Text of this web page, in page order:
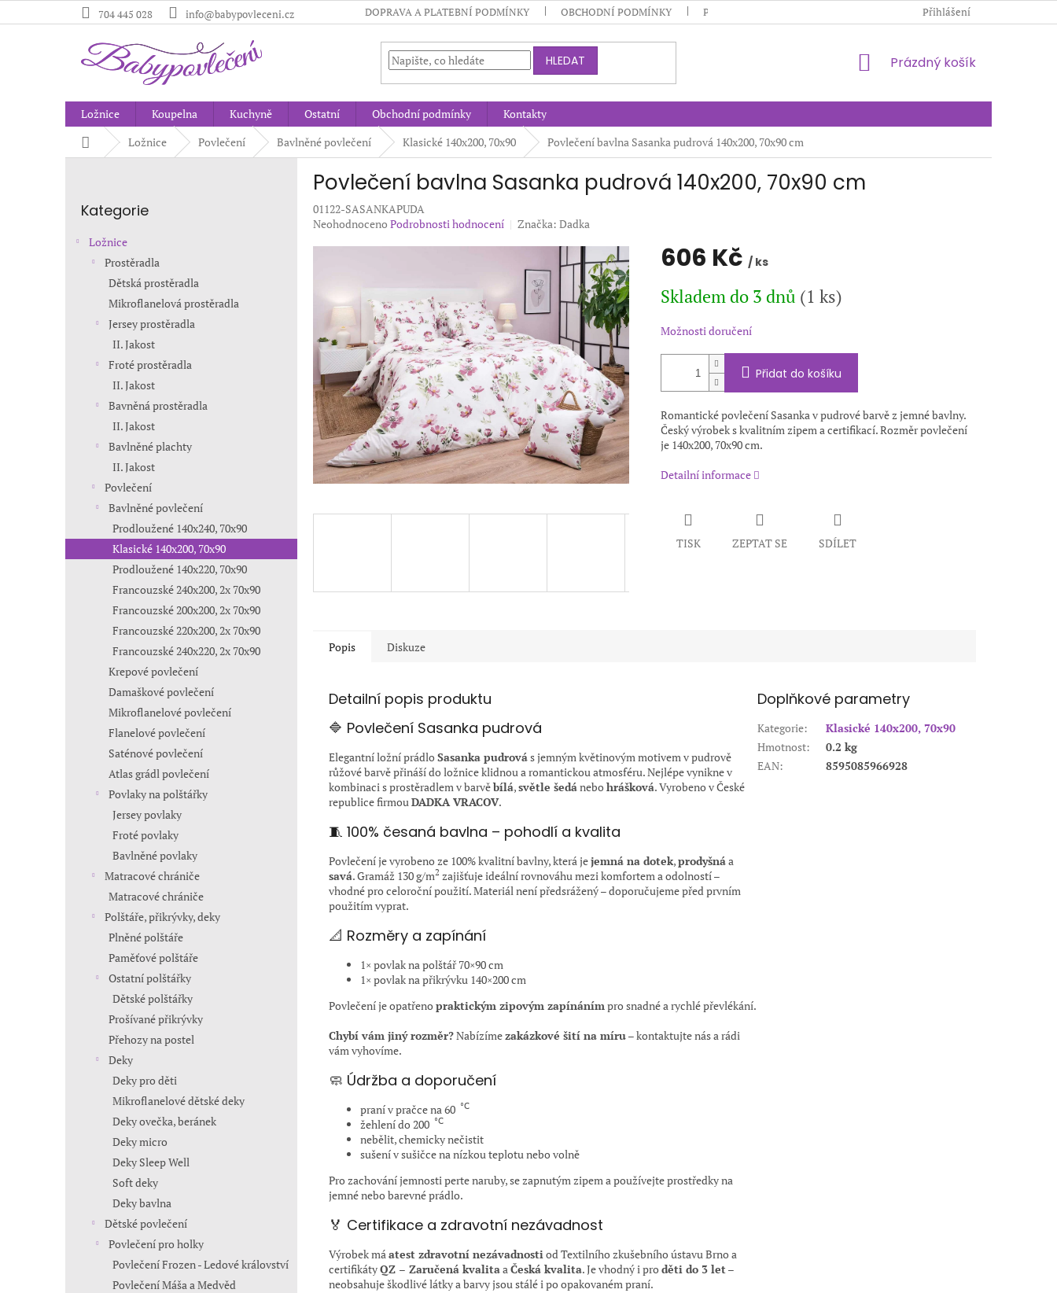
na
704 445 028 info@babypovleceni.cz DOPRAVA A PLATEBNÍ PODMÍNKY OBCHODNÍ PODMÍNKY PODMÍNKY OCHRANY OSOBNÍCH ÚDAJŮ KONTAKTY
Přihlášení
HLEDAT
NÁKUPNÍ
Prázdný košík
Ložnice Koupelna Kuchyně Ostatní Obchodní podmínky
Kontakty
Domů Ložnice Povlečení Bavlněné povlečení Klasické 140x200, 70x90 Povlečení bavlna Sasanka pudrová 140x200, 70x90 cm
kategorie
Kategorie
Ložnice
Prostěradla
Dětská prostěradla
Mikroflanelová prostěradla
Jersey prostěradla
II. Jakost
Froté prostěradla
II. Jakost
Bavněná prostěradla
II. Jakost
Bavlněné plachty
II. Jakost
Povlečení
Bavlněné povlečení
Prodloužené 140x240, 70x90
Klasické 140x200, 70x90
Prodloužené 140x220, 70x90
Francouzské 240x200, 2x 70x90
Francouzské 200x200, 2x 70x90
Francouzské 220x200, 2x 70x90
Francouzské 240x220, 2x 70x90
Krepové povlečení
Damaškové povlečení
Mikroflanelové povlečení
Flanelové povlečení
Saténové povlečení
Atlas grádl povlečení
Povlaky na polštářky
Jersey povlaky
Froté povlaky
Bavlněné povlaky
Matracové chrániče
Matracové chrániče
Polštáře, přikrývky, deky
Plněné polštáře
Paměťové polštáře
Ostatní polštářky
Dětské polštářky
Prošívané přikrývky
Přehozy na postel
Deky
Deky pro děti
Mikroflanelové dětské deky
Deky ovečka, beránek
Deky micro
Deky Sleep Well
Soft deky
Deky bavlna
Dětské povlečení
Povlečení pro holky
Povlečení Frozen - Ledové království
Povlečení Máša a Medvěd
Povlečení bavlna Sasanka pudrová 140x200, 70x90 cm
01122-SASANKAPUDA
Průměrné
hvězdiček.
Neohodnoceno Podrobnosti hodnocení Značka: Dadka
606 Kč / ks
cena:
Skladem do 3 dnů (1 ks)
Možnosti doručení
Přidat do košíku
Romantické povlečení Sasanka v pudrové barvě z jemné bavlny.
Český výrobek s kvalitním zipem a certifikací. Rozměr povlečení
je 140x200, 70x90 cm.
Detailní informace
TISK ZEPTAT SE SDÍLET
Popis Diskuze
Detailní popis produktu
🔷 Povlečení Sasanka pudrová
Elegantní ložní prádloSasanka pudrovás jemným květinovým motivem v pudrově
růžové barvě přináší do ložnice klidnou a romantickou atmosféru. Nejlépe vynikne v
kombinaci s prostěradlem v barvěbílá,světle šedánebohrášková. Vyrobeno v České
republice firmou DADKA VRACOV.
🧵 100% česaná bavlna – pohodlí a kvalita
Povlečení je vyrobeno ze 100% kvalitní bavlny, která jejemná na dotek,prodyšnáa
savá. Gramáž 130 g/m2 zajišťuje ideální rovnováhu mezi komfortem a odolností –
vhodné pro celoroční použití. Materiál není předsrážený – doporučujeme před prvním
použitím vyprat.
📐 Rozměry a zapínání
1× povlak na polštář 70×90 cm
1× povlak na přikrývku 140×200 cm
Povlečení je opatřenopraktickým zipovým zapínáním pro snadné a rychlé převlékání.
Chybí vám jiný rozměr?Nabízímezakázkové šití na míru– kontaktujte nás a rádi
vám vyhovíme.
🧼 Údržba a doporučení
praní v pračce na 60 °C
žehlení do 200 °C
nebělit, chemicky nečistit
sušení v sušičce na nízkou teplotu nebo volně
Pro zachování jemnosti perte naruby, se zapnutým zipem a používejte prostředky na
jemné nebo barevné prádlo.
🏅 Certifikace a zdravotní nezávadnost
Výrobek má atest zdravotní nezávadnosti od Textilního zkušebního ústavu Brno a
certifikátyQZ – Zaručená kvalitaa Česká kvalita. Je vhodný i proděti do 3 let –
neobsahuje škodlivé látky a barvy jsou stálé i po opakovaném praní.
Doplňkové parametry
Kategorie:
Klasické 140x200, 70x90
Hmotnost:
0.2 kg
EAN: 8595085966928